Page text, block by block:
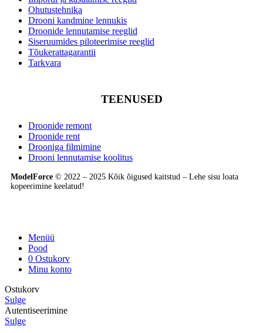
Ohutustehnika
Drooni kandmine lennukis
Droonide lennutamise reeglid
Siseruumides piloteerimise reeglid
Tõukerattagarantii
Tarkvara
TEENUSED
Droonide remont
Droonide rent
Drooniga filmimine
Drooni lennutamise koolitus
ModelForce © 2022 – 2025 Kõik õigused kaitstud – Lehe sisu loata
kopeerimine keelatud!
Menüü
Pood
0 Ostukorv
Minu konto
Ostukorv
Sulge
Autentiseerimine
Sulge